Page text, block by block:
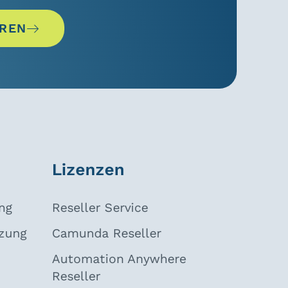
Lizenzen
Reseller Service
Camunda Reseller
Automation Anywhere
Reseller